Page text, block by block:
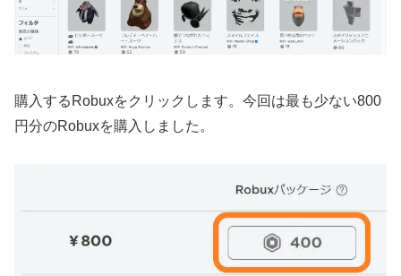
購入するRobuxをクリックします。今回は最も少ない800
円分のRobuxを購入しました。